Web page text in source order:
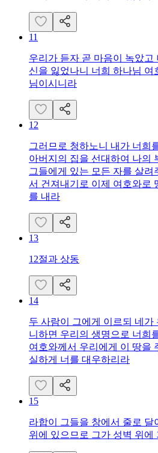
11
우리가 듣자 곧 마음이 녹았고
신을 잃었나니 너희 하나님
님이시니라
12
그러므로 청하노니 내가 너희
아버지의 집을 선대하여 나의
그들에게 있는 모든 자를 살려
서 건져내기로 이제 여호와로
를 내라
13
12절과 상동
14
두 사람이 그에게 이르되 네가
니하면 우리의 생명으로 너희
여호와께서 우리에게 이 땅을
실하게 너를 대우하리라
15
라합이 그들을 창에서 줄로 달
위에 있으므로 그가 성벽 위에